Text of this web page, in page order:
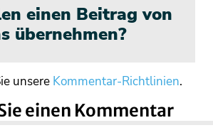
einen Beitrag von
übernehmen?
unsere Kommentar-Richtlinien.
einen Kommentar